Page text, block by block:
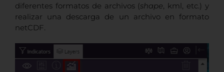
diferentes formatos de archivos (shape, kml, etc.) y
realizar una descarga de un archivo en formato
netCDF.